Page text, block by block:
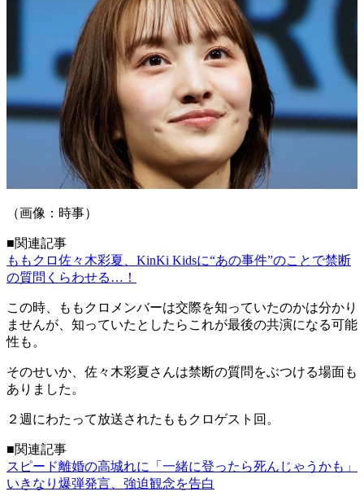
（画像：時事）
■関連記事
ももクロ佐々木彩夏、KinKi Kidsに“あの事件”のことで禁断
の質問くらわせる…！
この時、ももクロメンバーは交際を知っていたのかは分かり
ませんが、知っていたとしたらこれが最後の共演になる可能
性も。
そのせいか、佐々木彩夏さんは禁断の質問をぶつける場面も
ありました。
２週にわたって放送されたももクロゲスト回。
■関連記事
スピード離婚の高城れに「一緒に登ったら死んじゃうかも」
いきなり爆弾発言、強迫観念を告白